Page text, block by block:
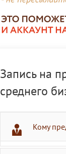
Запись на
среднего
Кому